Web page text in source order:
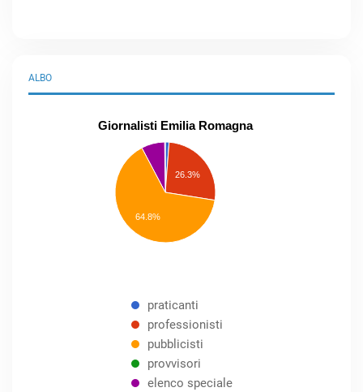
ALBO
Giornalisti Emilia Romagna
26.3%
64.8%
praticanti
professionisti
pubblicisti
provvisori
elenco speciale